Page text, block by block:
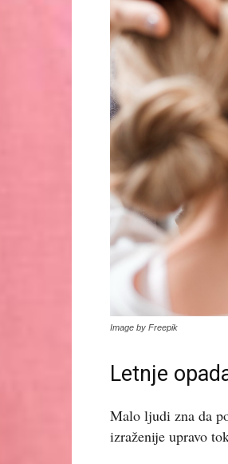
Image by Freepik
Letnje
Malo ljudi zna da
izraženije upravo